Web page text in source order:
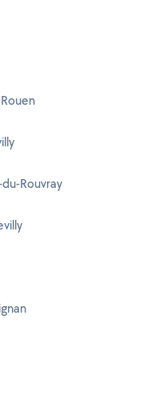
Rouvray